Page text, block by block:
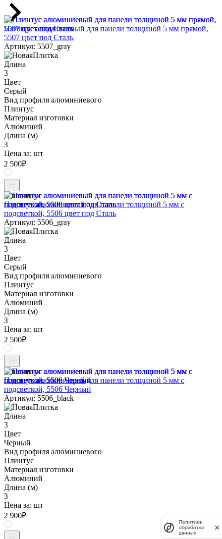
Плинтус алюминиевый для панели толщиной 5 мм прямой,
5507 цвет под Сталь
Артикул: 5507_gray
Длина
3
Цвет
Серый
Вид профиля алюминиевого
Плинтус
Материал изготовки
Алюминий
Длина (м)
3
Цена за: шт
2 500₽
В наличии
Плинтус алюминиевый для панели толщиной 5 мм с
подсветкой, 5506 цвет под Сталь
Артикул: 5506_gray
Длина
3
Цвет
Серый
Вид профиля алюминиевого
Плинтус
Материал изготовки
Алюминий
Длина (м)
3
Цена за: шт
2 500₽
В наличии
Плинтус алюминиевый для панели толщиной 5 мм с
подсветкой, 5506 Черный
Артикул: 5506_black
Длина
3
Цвет
Черный
Вид профиля алюминиевого
Плинтус
Материал изготовки
Алюминий
Длина (м)
3
Цена за: шт
2 900₽
Политика
обработки
данных